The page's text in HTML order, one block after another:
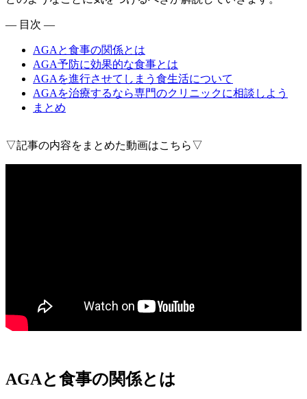
— 目次 —
AGAと食事の関係とは
AGA予防に効果的な食事とは
AGAを進行させてしまう食生活について
AGAを治療するなら専門のクリニックに相談しよう
まとめ
▽記事の内容をまとめた動画はこちら▽
AGAと食事の関係とは